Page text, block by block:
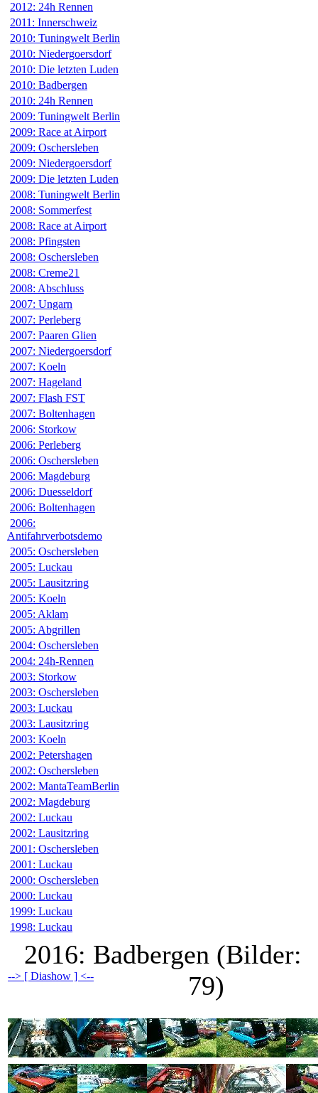
2012: 24h Rennen
2011: Innerschweiz
2010: Tuningwelt Berlin
2010: Niedergoersdorf
2010: Die letzten Luden
2010: Badbergen
2010: 24h Rennen
2009: Tuningwelt Berlin
2009: Race at Airport
2009: Oschersleben
2009: Niedergoersdorf
2009: Die letzten Luden
2008: Tuningwelt Berlin
2008: Sommerfest
2008: Race at Airport
2008: Pfingsten
2008: Oschersleben
2008: Creme21
2008: Abschluss
2007: Ungarn
2007: Perleberg
2007: Paaren Glien
2007: Niedergoersdorf
2007: Koeln
2007: Hageland
2007: Flash FST
2007: Boltenhagen
2006: Storkow
2006: Perleberg
2006: Oschersleben
2006: Magdeburg
2006: Duesseldorf
2006: Boltenhagen
2006:
Antifahrverbotsdemo
2005: Oschersleben
2005: Luckau
2005: Lausitzring
2005: Koeln
2005: Aklam
2005: Abgrillen
2004: Oschersleben
2004: 24h-Rennen
2003: Storkow
2003: Oschersleben
2003: Luckau
2003: Lausitzring
2003: Koeln
2002: Petershagen
2002: Oschersleben
2002: MantaTeamBerlin
2002: Magdeburg
2002: Luckau
2002: Lausitzring
2001: Oschersleben
2001: Luckau
2000: Oschersleben
2000: Luckau
1999: Luckau
1998: Luckau
2016: Badbergen (Bilder:
79)
--> [ Diashow ] <--